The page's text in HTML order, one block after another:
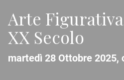
Arte
XX Secolo
martedì 28 Ottobre 2025,